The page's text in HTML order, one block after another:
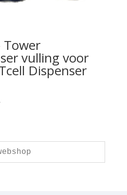
Tower
vulling voor
Dispenser